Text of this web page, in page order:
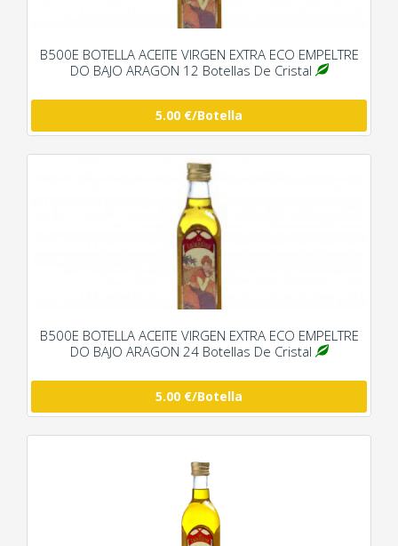
B500E BOTELLA ACEITE VIRGEN EXTRA ECO EMPELTRE
DO BAJO ARAGON 12 Botellas De Cristal
5.00 €/Botella
B500E BOTELLA ACEITE VIRGEN EXTRA ECO EMPELTRE
DO BAJO ARAGON 24 Botellas De Cristal
5.00 €/Botella